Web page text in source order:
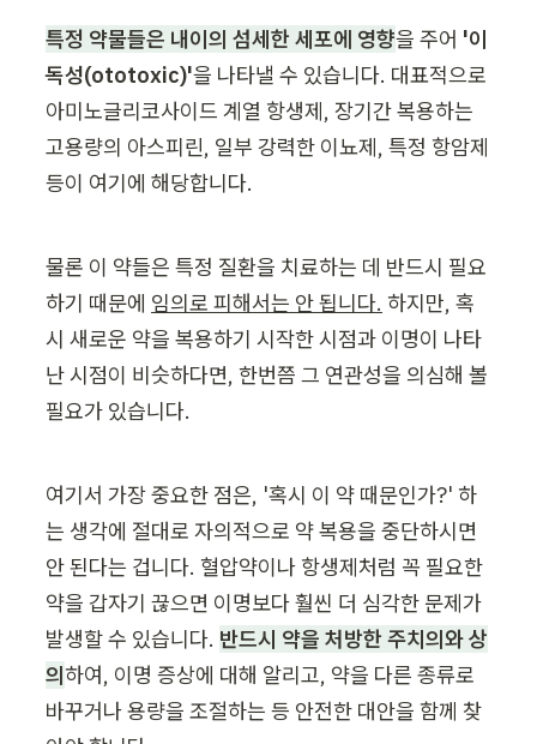
특정 약물들은 내이의 섬세한 세포에 영향을 주어 '이
독성(ototoxic)'을 나타낼 수 있습니다. 대표적으로
아미노글리코사이드 계열 항생제, 장기간 복용하는
고용량의 아스피린, 일부 강력한 이뇨제, 특정 항암제
등이 여기에 해당합니다.
물론 이 약들은 특정 질환을 치료하는 데 반드시 필요
하기 때문에 임의로 피해서는 안 됩니다. 하지만, 혹
시 새로운 약을 복용하기 시작한 시점과 이명이 나타
난 시점이 비슷하다면, 한번쯤 그 연관성을 의심해 볼
필요가 있습니다.
여기서 가장 중요한 점은, '혹시 이 약 때문인가?' 하
는 생각에 절대로 자의적으로 약 복용을 중단하시면
안 된다는 겁니다. 혈압약이나 항생제처럼 꼭 필요한
약을 갑자기 끊으면 이명보다 훨씬 더 심각한 문제가
발생할 수 있습니다. 반드시 약을 처방한 주치의와 상
의하여, 이명 증상에 대해 알리고, 약을 다른 종류로
바꾸거나 용량을 조절하는 등 안전한 대안을 함께 찾